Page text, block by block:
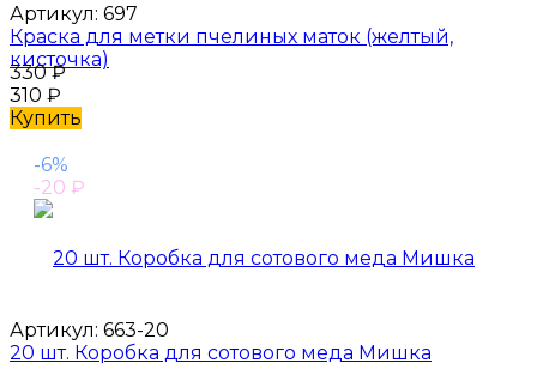
Артикул: 697
Краска для метки пчелиных маток (желтый,
кисточка)
330₽
310 ₽
Купить
-6%
-20 ₽
Артикул: 663-20
20 шт. Коробка для сотового меда Мишка